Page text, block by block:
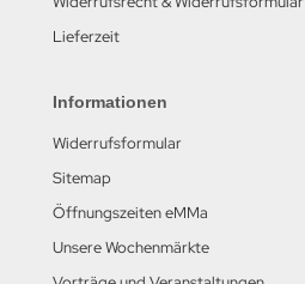
Lieferzeit
Informationen
Widerrufsformular
Sitemap
Öffnungszeiten eMMa
Unsere Wochenmärkte